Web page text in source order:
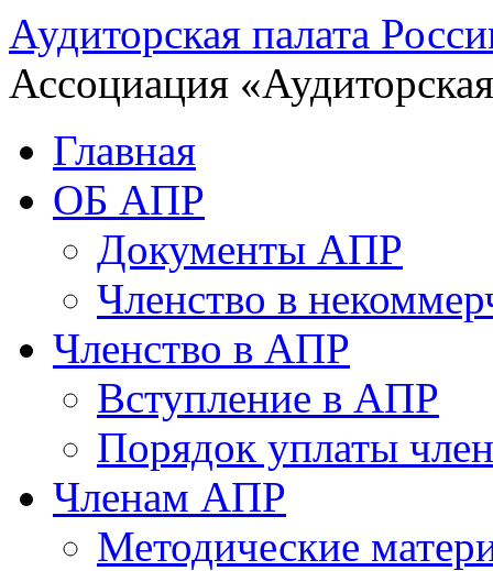
Аудиторская палата
Ассоциация
Главная
ОБ АПР
Документы АПР
Членство в
Членство в АПР
Вступление в АПР
Порядок уплаты
Членам АПР
Методические